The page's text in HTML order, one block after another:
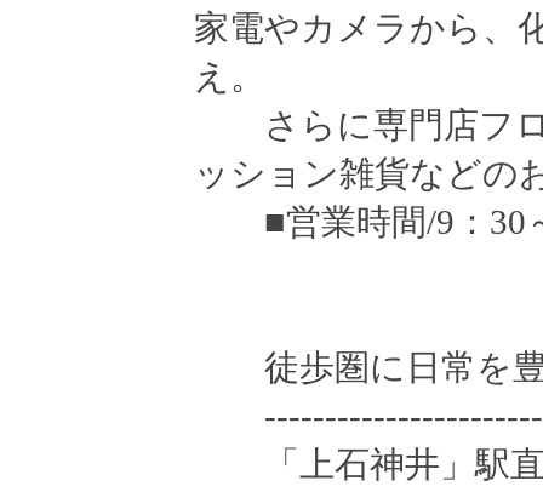
家電やカメラから、
え。
さらに専門店フロ
ッション雑貨などの
■営業時間/9：30
徒歩圏に日常を豊
「上石神井」駅直